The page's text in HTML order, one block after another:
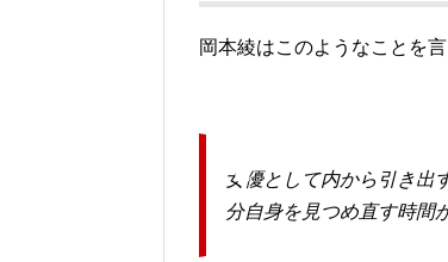
岡本綾はこのようなことを言
女優として内から引き出
分自身を見つめ直す時間